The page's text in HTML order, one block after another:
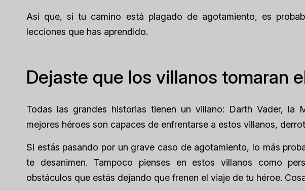
Así que, si tu camino está plagado de agotamiento, es
lecciones que has aprendido.
Dejaste que los villanos tomaran
Todas las grandes historias tienen un villano: Darth Vader, la
mejores héroes son capaces de enfrentarse a estos villanos,
Si estás pasando por un grave caso de agotamiento, lo más
te desanimen. Tampoco pienses en estos villanos como
obstáculos que estás dejando que frenen el viaje de tu héroe.